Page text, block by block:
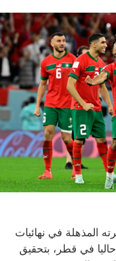
المذهلة في نهائيات
في قطر، بتحقيق